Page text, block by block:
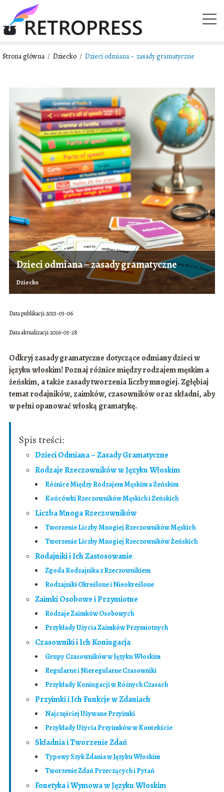
Strona główna / Dziecko / Dzieci odmiana – zasady gramatyczne
Dzieci odmiana – zasady gramatyczne
Dziecko
Data publikacji: 2025-03-06
Data aktualizacji: 2026-03-28
Odkryj zasady gramatyczne dotyczące odmiany dzieci w
języku włoskim! Poznaj różnice między rodzajem męskim a
żeńskim, a także zasady tworzenia liczby mnogiej. Zgłębiaj
temat rodajników, zaimków, czasowników oraz składni, aby
w pełni opanować włoską gramatykę.
Spis treści:
Dzieci Odmiana – Zasady Gramatyczne
Rodzaje Rzeczowników w Języku Włoskim
Różnice Między Rodzajem Męskim a Żeńskim
Końcówki Rzeczowników Męskich i Żeńskich
Liczba Mnoga Rzeczowników
Tworzenie Liczby Mnogiej Rzeczowników Męskich
Tworzenie Liczby Mnogiej Rzeczowników Żeńskich
Rodajniki i Ich Zastosowanie
Zgoda Rodzajnika z Rzeczownikiem
Rodzajniki Określone i Nieokreślone
Zaimki Osobowe i Przymiotne
Rodzaje Zaimków Osobowych
Przykłady Użycia Zaimków Przymiotnych
Czasowniki i Ich Koniugacja
Grupy Czasowników w Języku Włoskim
Regularne i Nieregularne Czasowniki
Przykłady Koniugacji w Różnych Czasach
Przyimki i Ich Funkcje w Zdaniach
Najczęściej Używane Przyimki
Przykłady Użycia Przyimków w Kontekście
Składnia i Tworzenie Zdań
Typowy Szyk Zdania w Języku Włoskim
Tworzenie Zdań Przeczących i Pytań
Fonetyka i Wymowa w Języku Włoskim